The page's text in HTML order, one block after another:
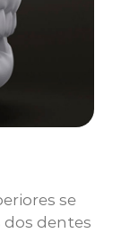
se
dos dentes